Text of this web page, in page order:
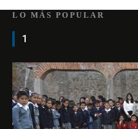
LO MÁS POPULAR
1